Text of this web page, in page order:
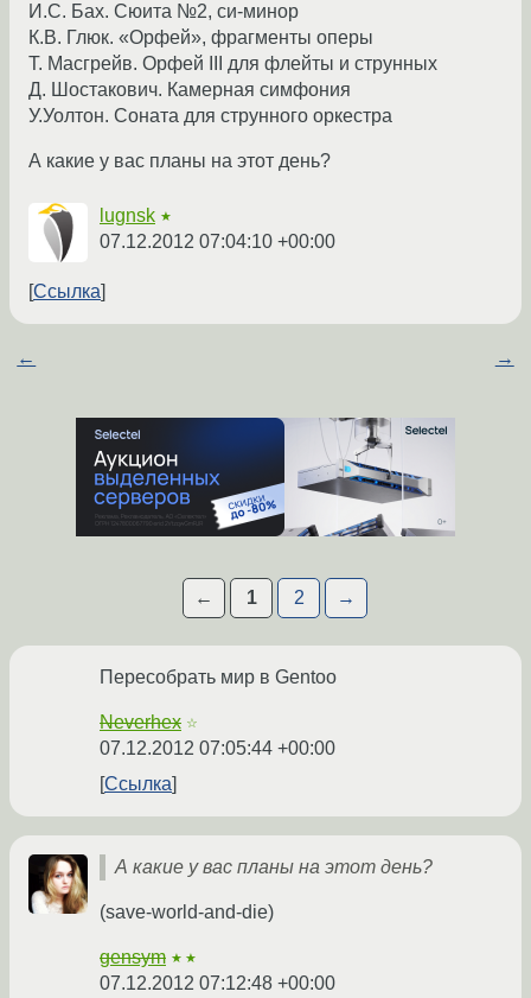
И.С. Бах. Сюита №2, си-минор
К.В. Глюк. «Орфей», фрагменты оперы
Т. Масгрейв. Орфей III для флейты и струнных
Д. Шостакович. Камерная симфония
У.Уолтон. Соната для струнного оркестра
А какие у вас планы на этот день?
lugnsk ★
07.12.2012 07:04:10 +00:00
Ссылка
← →
← 1 2 →
Пересобрать мир в Gentoo
Neverhex ☆
07.12.2012 07:05:44 +00:00
Ссылка
А какие у вас планы на этот день?
(save-world-and-die)
gensym ★★
07.12.2012 07:12:48 +00:00